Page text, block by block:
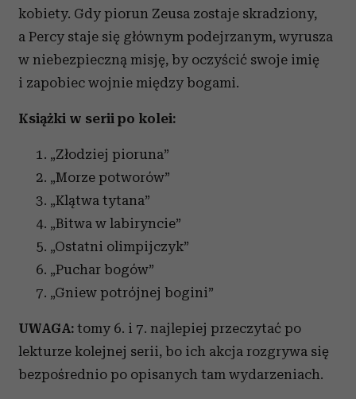
kobiety. Gdy piorun Zeusa zostaje skradziony,
a Percy staje się głównym podejrzanym, wyrusza
w niebezpieczną misję, by oczyścić swoje imię
i zapobiec wojnie między bogami.
Książki w serii po kolei:
„Złodziej pioruna”
„Morze potworów”
„Klątwa tytana”
„Bitwa w labiryncie”
„Ostatni olimpijczyk”
„Puchar bogów”
„Gniew potrójnej bogini”
UWAGA: tomy 6. i 7. najlepiej przeczytać po
lekturze kolejnej serii, bo ich akcja rozgrywa się
bezpośrednio po opisanych tam wydarzeniach.